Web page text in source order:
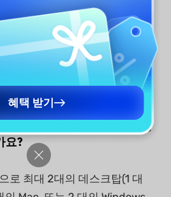
구매 후 프리미엄 계정을 사용
iOS 및 안드로이드에
수 있습니다.
계정으로 사용할 수 있는 장
요?
로 최대 2대의 데스크탑(1 대
혜택 받기